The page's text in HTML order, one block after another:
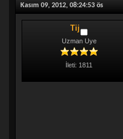
Kasım 09, 2012, 08:24:53 ös
Tij
Uzman Uye
İleti: 1811